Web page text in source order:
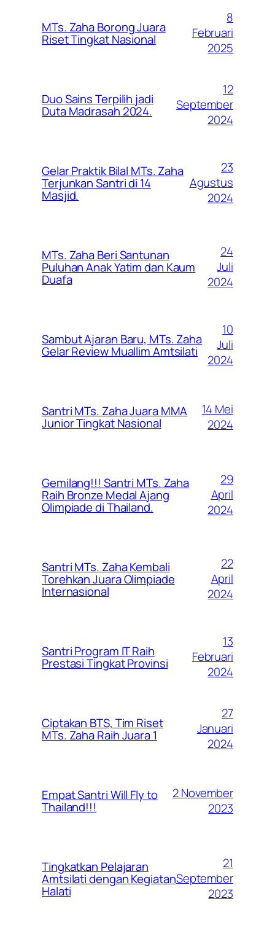
MTs. Zaha Borong Juara
Riset Tingkat Nasional
8
Februari
2025
Duo Sains Terpilih jadi
Duta Madrasah 2024.
12
September
2024
Gelar Praktik Bilal MTs. Zaha
Terjunkan Santri di 14
Masjid.
23
Agustus
2024
MTs. Zaha Beri Santunan
Puluhan Anak Yatim dan Kaum
Duafa
24
Juli
2024
Sambut Ajaran Baru, MTs. Zaha
Gelar Review Muallim Amtsilati
10
Juli
2024
Santri MTs. Zaha Juara MMA
Junior Tingkat Nasional
14 Mei
2024
Gemilang!!! Santri MTs. Zaha
Raih Bronze Medal Ajang
Olimpiade di Thailand.
29
April
2024
Santri MTs. Zaha Kembali
Torehkan Juara Olimpiade
Internasional
22
April
2024
Santri Program IT Raih
Prestasi Tingkat Provinsi
13
Februari
2024
Ciptakan BTS, Tim Riset
MTs. Zaha Raih Juara 1
27
Januari
2024
Empat Santri Will Fly to
Thailand!!!
2 November
2023
Tingkatkan Pelajaran
Amtsilati dengan Kegiatan
Halati
21
September
2023